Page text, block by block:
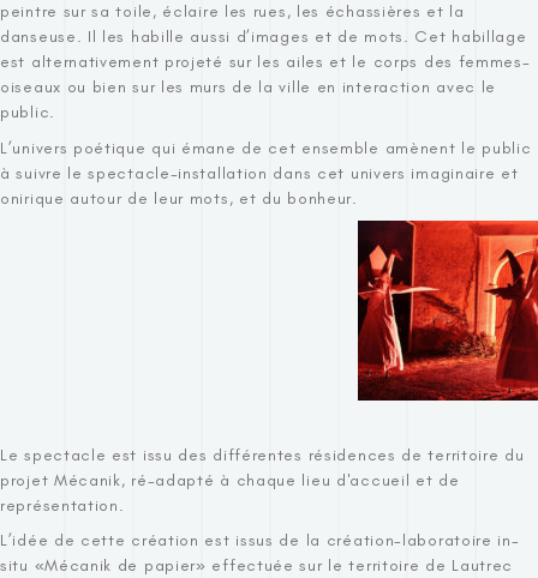
peintre sur sa toile, éclaire les rues, les échassières et la
danseuse. Il les habille aussi d’images et de mots. Cet habillage
est alternativement projeté sur les ailes et le corps des femmes-
oiseaux ou bien sur les murs de la ville en interaction avec le
public.
L’univers poétique qui émane de cet ensemble amènent le public
à suivre le spectacle-installation dans cet univers imaginaire et
onirique autour de leur mots, et du bonheur.
Le spectacle est issu des différentes résidences de territoire du
projet Mécanik, ré-adapté à chaque lieu d'accueil et de
représentation.
L’idée de cette création est issus de la création-laboratoire in-
situ «Mécanik de papier» effectuée sur le territoire de Lautrec